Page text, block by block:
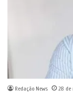
Redação News 28 de